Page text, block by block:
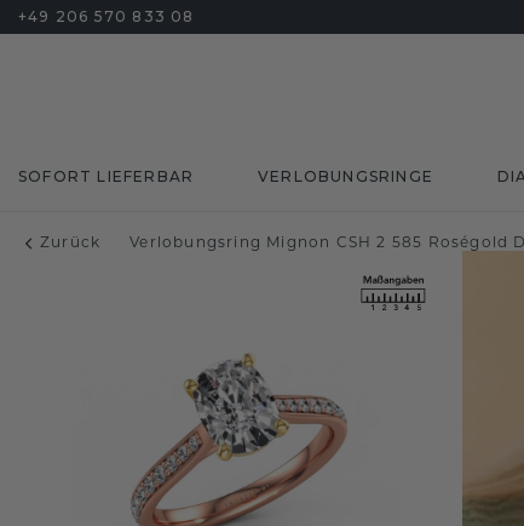
+49 206 570 833 08
SOFORT LIEFERBAR VERLOBUNGSRINGE
Zurück Verlobungsring Mignon CSH 2 585 Roségold